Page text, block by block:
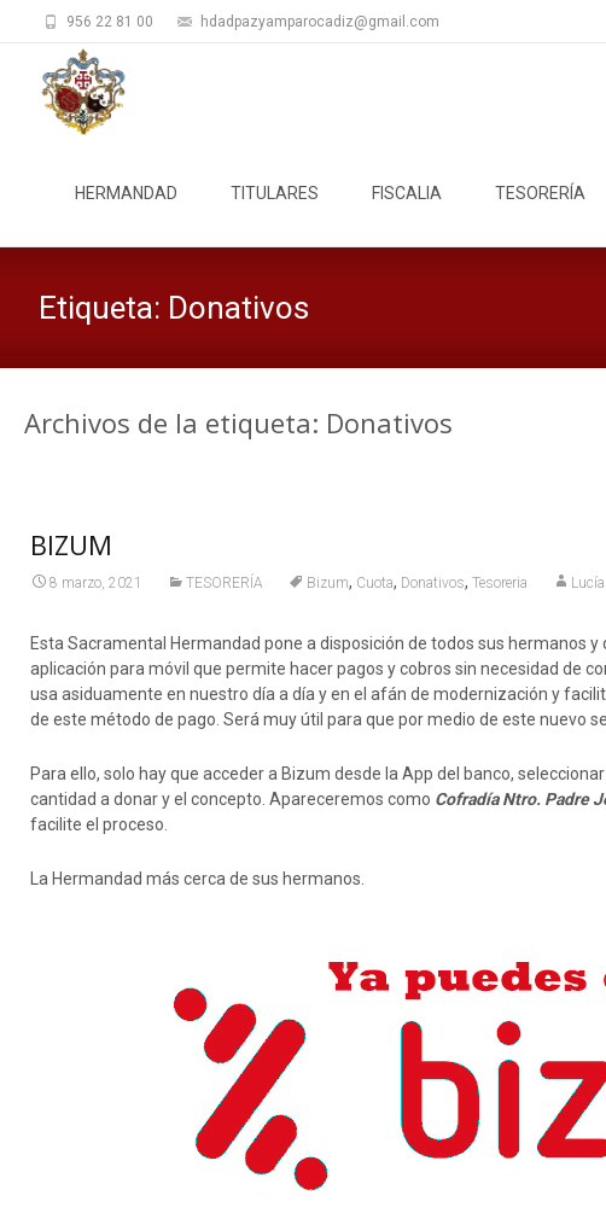
956 22 81 00 hdadpazyamparocadiz@gmail.com
HERMANDAD TITULARES FISCALIA TESORERÍA
Etiqueta: Donativos
Archivos de la etiqueta: Donativos
BIZUM
8 marzo, 2021 TESORERÍA Bizum, Cuota, Donativos,Tesoreria
Esta Sacramental Hermandad pone a disposición de todos sus hermanos
aplicación para móvil que permite hacer pagos y cobros sin necesidad de
usa asiduamente en nuestro día a día y en el afán de modernización y
de este método de pago. Será muy útil para que por medio de este nuevo
Para ello, solo hay que acceder a Bizum desde la App del banco, seleccionar
cantidad a donar y el concepto. Apareceremos como Cofradía Ntro. Padre
facilite el proceso.
La Hermandad más cerca de sus hermanos.